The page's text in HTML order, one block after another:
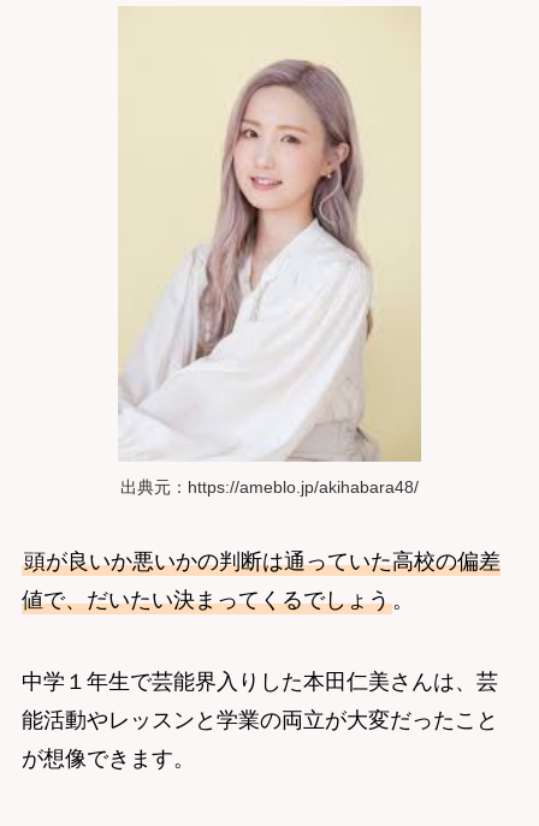
出典元：https://ameblo.jp/akihabara48/
頭が良いか悪いかの判断は通っていた高校の偏差
値で、だいたい決まってくるでしょう。
中学１年生で芸能界入りした本田仁美さんは、芸
能活動やレッスンと学業の両立が大変だったこと
が想像できます。